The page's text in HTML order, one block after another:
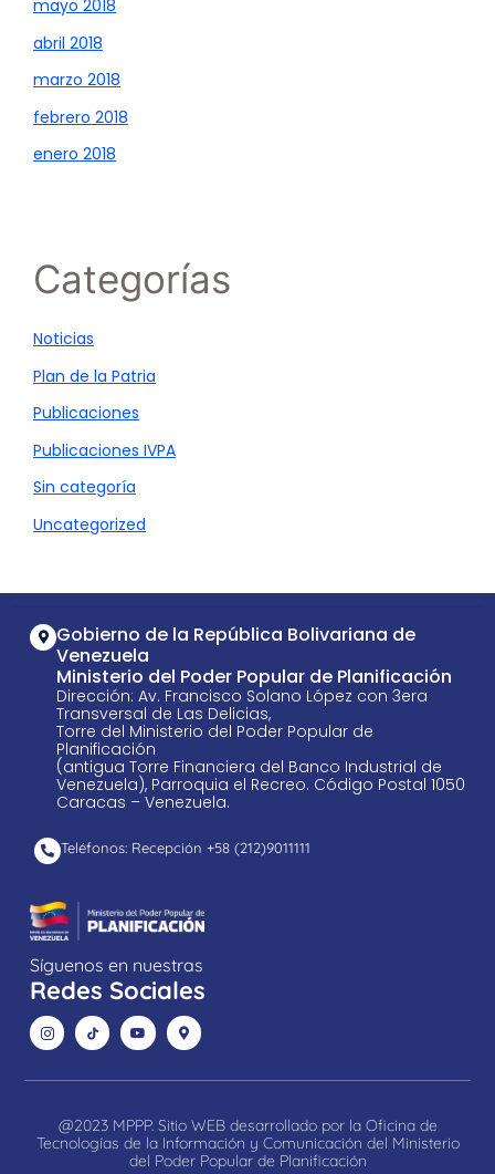
mayo 2018
abril 2018
marzo 2018
febrero 2018
enero 2018
Categorías
Noticias
Plan de la Patria
Publicaciones
Publicaciones IVPA
Sin categoría
Uncategorized
Gobierno de la República Bolivariana de
Venezuela
Ministerio del Poder Popular de Planificación
Dirección: Av. Francisco Solano López con 3era
Transversal de Las Delicias,
Torre del Ministerio del Poder Popular de
Planificación
(antigua Torre Financiera del Banco Industrial de
Venezuela), Parroquia el Recreo. Código Postal 1050
Caracas – Venezuela.
Teléfonos: Recepción +58 ​(212)9011111
Síguenos en nuestras
Redes Sociales
@2023 MPPP. Sitio WEB desarrollado por la Oficina de
Tecnologías de la Información y Comunicación del Ministerio
del Poder Popular de Planificación